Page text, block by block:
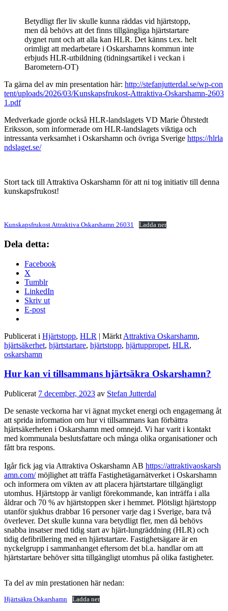
Betydligt fler liv skulle kunna räddas vid hjärtstopp,
men då behövs att det finns tillgängliga hjärtstartare
dygnet runt och att alla kan HLR. Det känns t.ex. helt
orimligt att medarbetare i Oskarshamns kommun inte
erbjuds HLR-utbildning (tidningsartikel i veckan i
Barometern-OT)
Ta gärna del av min presentation här: http://stefanjutterdal.se/wp-con
tent/uploads/2026/03/Kunskapsfrukost-Attraktiva-Oskarshamn-2603
1.pdf
Medverkade gjorde också HLR-landslagets VD Marie Öhrstedt
Eriksson, som informerade om HLR-landslagets viktiga och
intressanta verksamhet i Oskarshamn och övriga Sverige https://hlrla
ndslaget.se/
Stort tack till Attraktiva Oskarshamn för att ni tog initiativ till denna
kunskapsfrukost!
Kunskapsfrukost Attraktiva Oskarshamn 26031 Ladda ner
Dela detta:
Facebook
X
Tumblr
LinkedIn
Skriv ut
E-post
Publicerat i Hjärtstopp, HLR | Märkt Attraktiva Oskarshamn,
hjärtsäkerhet, hjärtstartare, hjärtstopp, hjärtuppropet, HLR,
oskarshamn
Hur kan vi tillsammans hjärtsäkra Oskarshamn?
Publicerat 7 december, 2023 av Stefan Jutterdal
De senaste veckorna har vi ägnat mycket energi och engagemang åt
att sprida information om hur vi tillsammans kan förbättra
hjärtsäkerheten i Oskarshamn med omnejd. Vi har varit i kontakt
med kommunala beslutsfattare och många olika organisationer och
fått bra respons.
Igår fick jag via Attraktiva Oskarshamn AB https://attraktivaoskarsh
amn.com/möjlighet att träffa Fastighetägarnätverket i Oskarshamn
och informera om vikten av att placera hjärtstartare tillgängligt
utomhus. Hjärtstopp är vanligt förekommande, kan inträffa i alla
åldrar och 70 % av hjärtstoppen sker i hemmet. Plötsligt hjärtstopp
utanför sjukhus drabbar 16 personer varje dag i Sverige, bara två
överlever. Det skulle kunna vara betydligt fler, men då behövs
snabba insatser med tidig start av hjärt-lungräddning (HLR) och
tidig defibrillering med en hjärtstartare. Fastighetsägare är en
nyckelgrupp i sammanhanget eftersom det bl.a. handlar om att
hjärtstartare behöver sitta tillgängligt utomhus på olika fastigheter.
Ta del av min prestationen här nedan:
Hjärtsäkra Oskarshamn Ladda ner